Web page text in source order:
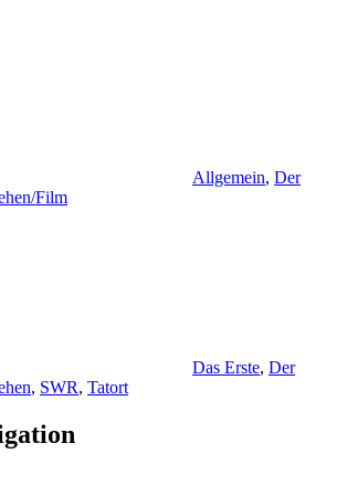
Allgemein, Der
Film
Das Erste, Der
, SWR, Tatort